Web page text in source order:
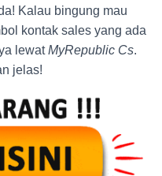
Kalau bingung mau
kontak sales yang ada
lewatMyRepublic Cs.
jelas!